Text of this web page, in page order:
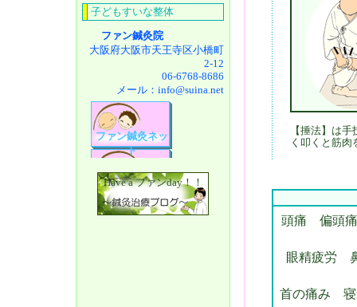
子どもすいな整体
ファン鍼灸院
大阪府大阪市天王寺区小橋町
2-12
06-6768-8686
メール： info@suina.net
ファン鍼灸ネッ
ト
Have a ファンday！！
【捶法】は
く叩くと筋
頭痛 偏頭
眼精疲労
首の痛み